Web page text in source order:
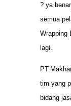
? ya
semua
Wrapping
lagi.
tim yang
bidang